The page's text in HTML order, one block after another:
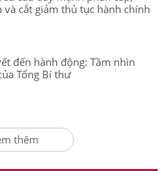
và cắt giảm thủ tục hành chính
đến hành động: Tầm nhìn
Tổng Bí thư
thêm